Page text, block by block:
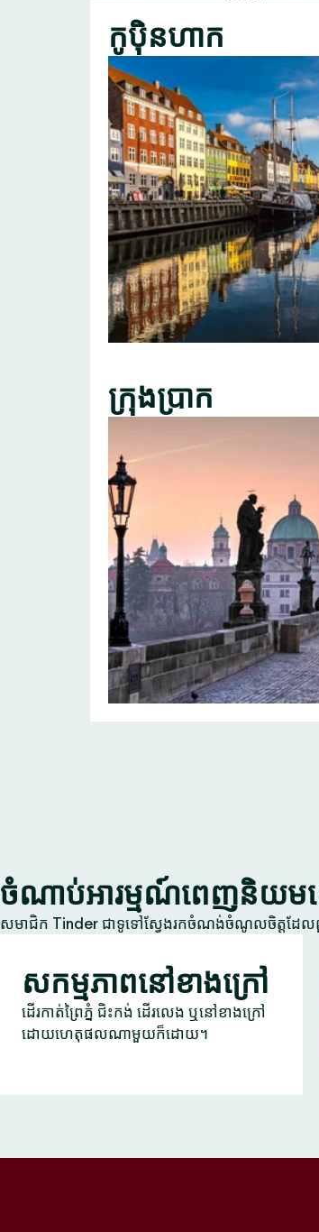
កូប៉ិនហាក
ក្រុងប្រាក
ចំណាប់អារម្មណ៍ពេញនិយម
សមាជិក Tinder ជាទូទៅស្វែងរកចំណង់ចំណូលចិត្តដែល
សកម្មភាពនៅខាងក្រៅ
ដើរកាត់ព្រៃភ្នំ ជិះកង់ ដើរលេង ឬនៅខាងក្រៅ
ដោយហេតុផលណាមួយក៏ដោយ។